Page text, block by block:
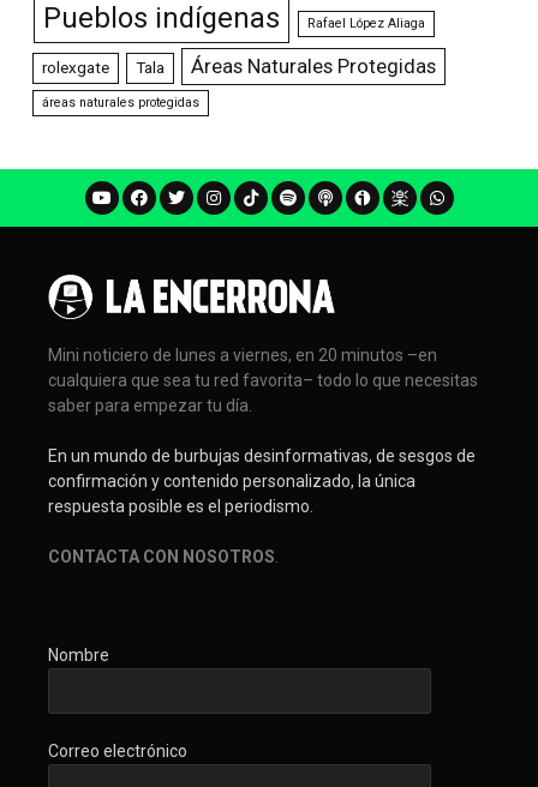
Pueblos indígenas Rafael López Aliaga
rolexgate Tala Áreas Naturales Protegidas
áreas naturales protegidas
Mini noticiero de lunes a viernes, en 20 minutos –en
cualquiera que sea tu red favorita– todo lo que necesitas
saber para empezar tu día.
En un mundo de burbujas desinformativas, de sesgos de
confirmación y contenido personalizado, la única
respuesta posible es el periodismo.
CONTACTA CON NOSOTROS
Nombre
Correo electrónico